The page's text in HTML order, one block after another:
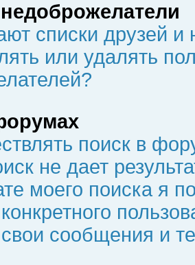
списки друзей
или удалять
поиск в
не дает
моего поиска я
свои сообщения и